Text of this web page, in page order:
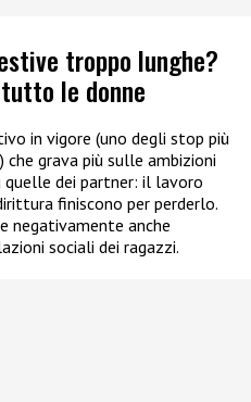
troppo lunghe?
le donne
in vigore (uno degli stop più
che grava più sulle ambizioni
dei partner: il lavoro
finiscono per perderlo.
negativamente anche
sociali dei ragazzi.